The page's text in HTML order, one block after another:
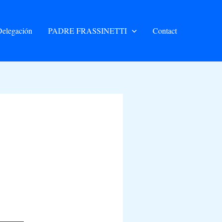
PADRE FRASSINETTI Contact